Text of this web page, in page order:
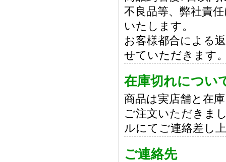
不良品等、弊社責
いたします。
お客様都合による
せていただきます
在庫切れについ
商品は実店舗と在
ご注文いただきま
ルにてご連絡差し
ご連絡先